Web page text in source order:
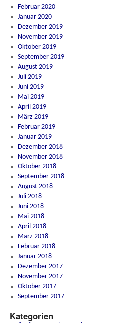
Februar 2020
Januar 2020
Dezember 2019
November 2019
Oktober 2019
September 2019
August 2019
Juli 2019
Juni 2019
Mai 2019
April 2019
März 2019
Februar 2019
Januar 2019
Dezember 2018
November 2018
Oktober 2018
September 2018
August 2018
Juli 2018
Juni 2018
Mai 2018
April 2018
März 2018
Februar 2018
Januar 2018
Dezember 2017
November 2017
Oktober 2017
September 2017
Kategorien